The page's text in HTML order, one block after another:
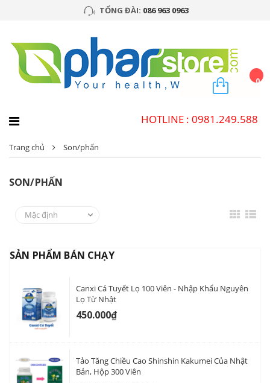
TỔNG ĐÀI: 086 963 0963
0
HOTLINE : 0981.249.588
Trang chủ Son/phấn
SON/PHẤN
SẢN PHẨM BÁN CHẠY
Canxi Cá Tuyết Lọ 100 Viên - Nhập Khẩu Nguyên
Lọ Từ Nhật
450.000₫
Tảo Tăng Chiều Cao Shinshin Kakumei Của Nhật
Bản, Hộp 300 Viên